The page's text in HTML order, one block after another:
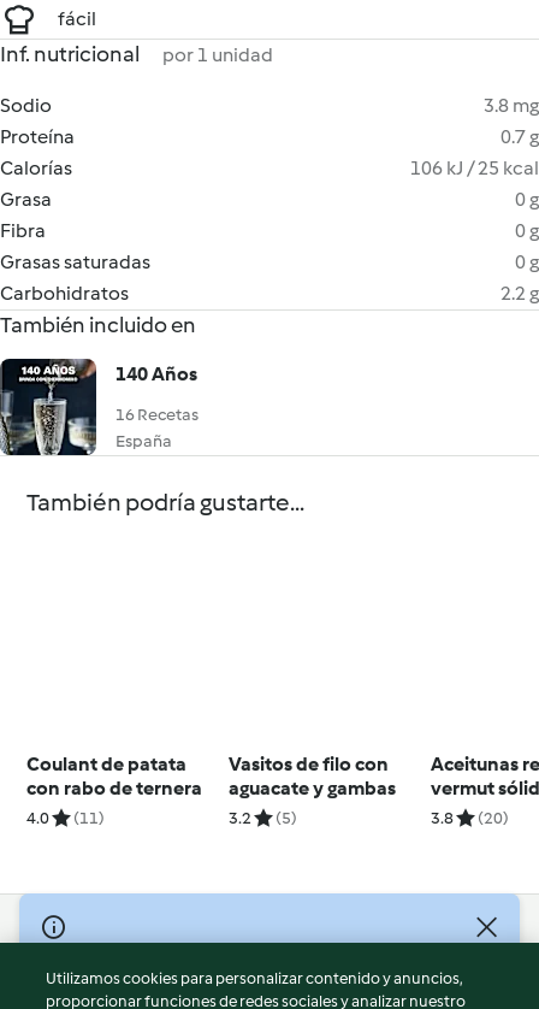
fácil
Inf. nutricional por 1 unidad
Sodio
3.8 mg
Proteína
0.7 g
Calorías
106 kJ / 25 kcal
Grasa
0 g
Fibra
0 g
Grasas saturadas
0 g
Carbohidratos
2.2 g
También incluido en
140 Años
16 Recetas
España
También podría gustarte...
Coulant de patata
con rabo de ternera
4.0 (11)
Vasitos de filo con
aguacate y gambas
3.2 (5)
Aceitunas
vermut
3.8 (20)
© Copyright 2026
Términos de uso
Utilizamos cookies para personalizar contenido y anuncios,
proporcionar funciones de redes sociales y analizar nuestro